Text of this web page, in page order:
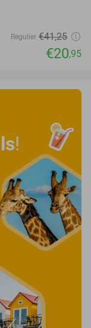
Regulier €41,25
€20,95
!